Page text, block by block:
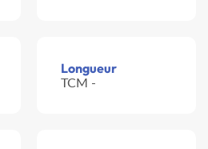
Longueur
TCM -